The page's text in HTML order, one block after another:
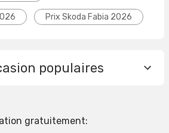
Prix Skoda Fabia 2026
populaires
gratuitement: